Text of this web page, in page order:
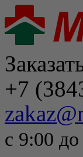
+7
с 9:00